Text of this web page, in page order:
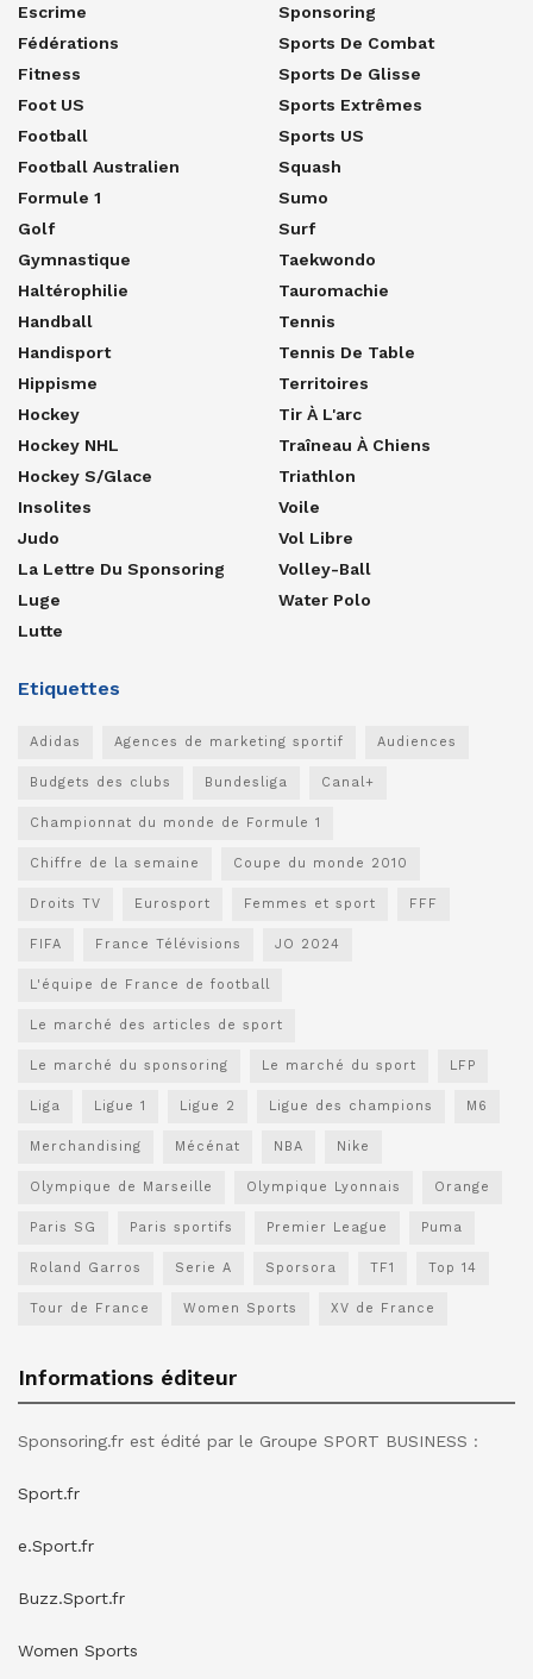
Escrime
Fédérations
Fitness
Foot US
Football
Football Australien
Formule 1
Golf
Gymnastique
Haltérophilie
Handball
Handisport
Hippisme
Hockey
Hockey NHL
Hockey S/glace
Insolites
Judo
La Lettre Du Sponsoring
Luge
Lutte
Sponsoring
Sports De Combat
Sports De Glisse
Sports Extrêmes
Sports US
Squash
Sumo
Surf
Taekwondo
Tauromachie
Tennis
Tennis De Table
Territoires
Tir À L'arc
Traîneau À Chiens
Triathlon
Voile
Vol Libre
Volley-Ball
Water Polo
Etiquettes
Adidas Agences de marketing sportif Audiences
Budgets des clubs Bundesliga Canal+
Championnat du monde de Formule 1
Chiffre de la semaine Coupe du monde 2010
Droits TV Eurosport Femmes et sport FFF
FIFA France Télévisions JO 2024
L'équipe de France de football
Le marché des articles de sport
Le marché du sponsoring Le marché du sport LFP
Liga Ligue 1 Ligue 2 Ligue des champions M6
Merchandising Mécénat NBA Nike
Olympique de Marseille Olympique Lyonnais Orange
Paris SG Paris sportifs Premier League Puma
Roland Garros Serie A Sporsora TF1 Top 14
Tour de France Women Sports XV de France
Informations éditeur
Sponsoring.fr est édité par le Groupe SPORT BUSINESS :
Sport.fr
e.Sport.fr
Buzz.Sport.fr
Women Sports